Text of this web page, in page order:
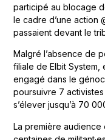
participé au blocage
le cadre d’une action
passaient devant le
Malgré l’absence de
filiale de Elbit System,
engagé dans le
poursuivre 7
s’élever jusqu’à 70
La première audience